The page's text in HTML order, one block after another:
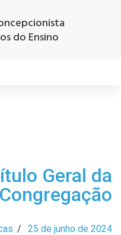
do Ensino
Geral da
Congregação
/ 25 de junho de 2024